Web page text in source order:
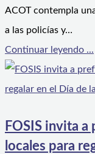
ACOT contempla
a las policías y…
Continuar leyendo ...
FOSIS invita
locales para